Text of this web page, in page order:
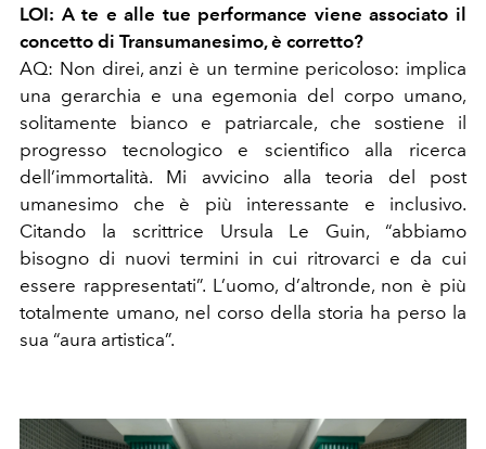
LOI: A te e alle tue performance viene associato il
concetto di Transumanesimo, è corretto?
AQ: Non direi, anzi è un termine pericoloso: implica
una gerarchia e una egemonia del corpo umano,
solitamente bianco e patriarcale, che sostiene il
progresso tecnologico e scientifico alla ricerca
dell’immortalità. Mi avvicino alla teoria del post
umanesimo che è più interessante e inclusivo.
Citando la scrittrice Ursula Le Guin, “abbiamo
bisogno di nuovi termini in cui ritrovarci e da cui
essere rappresentati”. L’uomo, d’altronde, non è più
totalmente umano, nel corso della storia ha perso la
sua “aura artistica”.